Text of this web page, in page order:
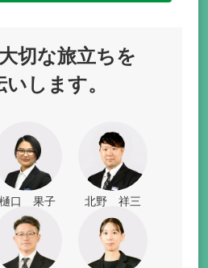
切な旅立ちを
いします。
樋口 果子 北野 祥三